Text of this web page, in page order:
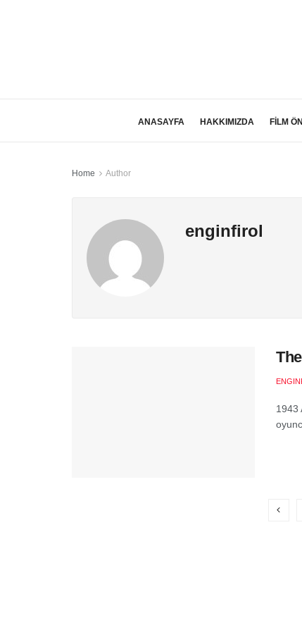
ANASAYFA HAKKIMIZDA FİLM
Home Author
enginfirol
1943